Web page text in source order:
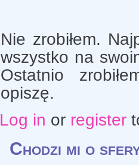
Nie zrobiłem.
wszystko na
Ostatnio
opiszę.
Log in or register
Chodzi mi o